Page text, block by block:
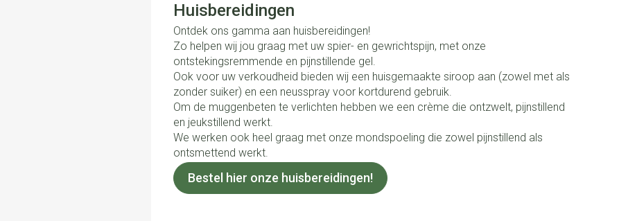
Huisbereidingen
Ontdek ons gamma aan huisbereidingen!
Zo helpen wij jou graag met uw spier- en gewrichtspijn, met onze
ontstekingsremmende en pijnstillende gel.
Ook voor uw verkoudheid bieden wij een huisgemaakte siroop aan (zowel met als
zonder suiker) en een neusspray voor kortdurend gebruik.
Om de muggenbeten te verlichten hebben we een crème die ontzwelt, pijnstillend
en jeukstillend werkt.
We werken ook heel graag met onze mondspoeling die zowel pijnstillend als
ontsmettend werkt.
Bestel hier onze huisbereidingen!